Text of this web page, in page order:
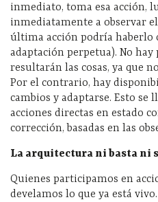
inmediato, toma esa acción,
inmediatamente a observar
última acción podría haberlo
adaptación perpetua). No
resultarán las cosas, ya que
Por el contrario, hay
cambios y adaptarse. Esto se
acciones directas en estado
corrección, basadas en las
La arquitectura ni basta ni
Quienes participamos en
develamos lo que ya está